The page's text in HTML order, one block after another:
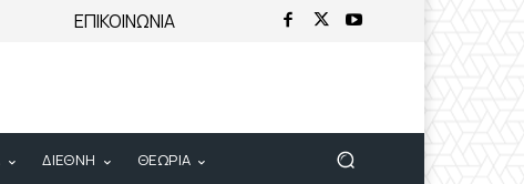
ΕΠΙΚΟΙΝΩΝΙΑ
ΔΙΕΘΝΗ ΘΕΩΡΙΑ